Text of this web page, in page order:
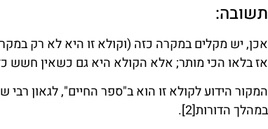
תשובה:
אכן, יש מקלים במקרה כזה (וקולא זו היא לא רק
אז בלאו הכי מותר; אלא הקולא היא גם כשאין חשש
המקור הידוע לקולא זו הוא ב"ספר החיים", לגאון רבי
במהלך הדורות[2]
.